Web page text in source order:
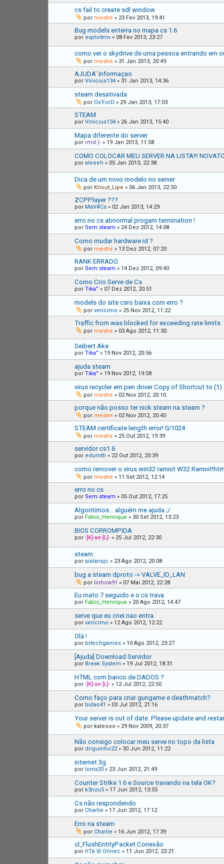
cs fail to create sdl window
por mestre » 23 Fev 2013, 19:41
Bug models enterra no mapa cs 1.6
por exploitmv » 08 Fev 2013, 23:27
como ver o skydrive de uma pessoa entrando em
por mestre » 31 Jan 2013, 20:49
AJUDA' Informaçao
por Vinicius134 » 31 Jan 2013, 14:36
steam desativada
por Ox'ForD » 29 Jan 2013, 17:03
STEAM
por Vinicius134 » 26 Jan 2013, 15:40
Mapa diferente do server
por rmd:)- » 19 Jan 2013, 11:58
COMO COLOCAR MEU SERVER NA LISTA!!!
por aleeeh » 05 Jan 2013, 22:38
Dica de um novo modelo no server
por Knout_Lipe » 06 Jan 2013, 22:50
ZCPPlayer ???
por MaV#Cs » 02 Jan 2013, 14:29
erro no cs abnormal progam termination !
por Sem steam » 24 Dez 2012, 14:08
Como mudar hardware id ?
por mestre » 13 Dez 2012, 07:20
RANK ERRADO
por Sem steam » 14 Dez 2012, 09:40
Como Crio Serve de Cs
por Tika'' » 07 Dez 2012, 20:51
models do site csro baixa com erro ?
por vericimo » 25 Nov 2012, 11:22
Traffic from was blocked for exceeding rate limits
por mestre » 03 Ago 2012, 11:30
Seibert Ake
por Tika'' » 19 Nov 2012, 20:56
ajuda steam
por Tika'' » 19 Nov 2012, 19:58
virus recycler em pen driver Copy of Shortcut to (1)
por mestre » 02 Nov 2012, 20:10
porque não posso ter nick steam na steam ?
por mestre » 02 Nov 2012, 20:40
STEAM certificate length error! 0/1024
por mestre » 25 Out 2012, 19:39
servidor cs1.6
por edumth » 22 Out 2012, 20:39
como remover o virus win32 ramnit
por mestre » 11 Set 2012, 12:14
erro no cs
por Sem steam » 05 Out 2012, 17:25
Algoritimos... alguém me ajuda ;/
por Fabio_Henrique » 30 Set 2012, 13:23
BIOS CORROMPIDA
por -[K]-ae-[L]- » 25 Jul 2012, 22:30
steam
por aislansjc » 23 Ago 2012, 20:08
bug a steam dproto -> VALVE_ID_LAN
por linhow91 » 07 Mai 2012, 22:28
Eu mato 7 seguido e o cs trava
por Fabio_Henrique » 20 Ago 2012, 14:47
serve que eu criei nao entra
por vericimo » 12 Ago 2012, 12:22
Olá !
por brtechgames » 10 Ago 2012, 23:27
[Ajuda] Download Servidor
por Break System » 19 Jul 2012, 18:31
HTML com banco de DADOS ?
por -[K]-ae-[L]- » 12 Jul 2012, 22:50
Como faço para criar gungame e deathmatch?
por bidao41 » 03 Jul 2012, 21:16
Your server is out of date. Please update and
por kaleooo » 29 Nov 2009, 20:37
Não consigo colocar meu serve no topo da lista
por driguinho22 » 30 Jun 2012, 11:22
internet 3g
por lonix20 » 23 Jun 2012, 21:49
Counter Strike 1.6 e Source travando na tela OK?
por k3nzu5 » 17 Jun 2012, 13:55
Cs não respondendo
por Charlie » 17 Jun 2012, 17:12
Erro na steam
por Charlie » 16 Jun 2012, 17:39
cl_FlushEntityPacket Conexão
por hTk l|l Onnec » 11 Jun 2012, 23:21